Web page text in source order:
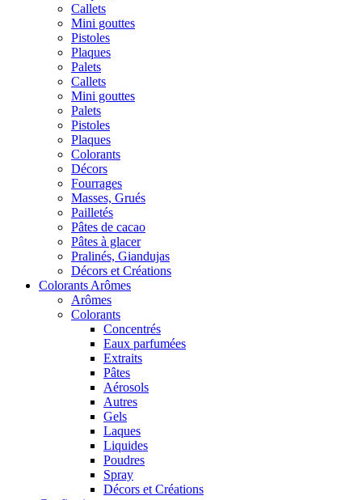
Callets
Mini gouttes
Pistoles
Plaques
Palets
Callets
Mini gouttes
Palets
Pistoles
Plaques
Colorants
Décors
Fourrages
Masses, Grués
Pailletés
Pâtes de cacao
Pâtes à glacer
Pralinés, Giandujas
Décors et Créations
Colorants Arômes
Arômes
Colorants
Concentrés
Eaux parfumées
Extraits
Pâtes
Aérosols
Autres
Gels
Laques
Liquides
Poudres
Spray
Décors et Créations